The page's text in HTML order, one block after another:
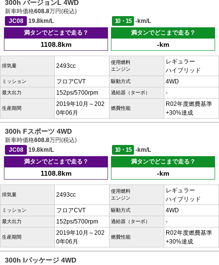
300h バージョンL 4WD
新車時価格608.8万円(税込)
JC08
19.8km/L 10・15
-km/L
満タンでどこまで走る？
1108.8km
満タンでどこまで走る？
-km
排気量 2493cc
使用燃料
エンジン
レギュラー
ハイブリッド
ミッション フロアCVT 駆動方式 4WD
最大出力 152ps/5700rpm 過給器（ターボ） -
生産期間
2019年10月～202
0年06月
燃費性能
R02年度燃費基準
+30%達成
300h Fスポーツ 4WD
新車時価格608.8万円(税込)
JC08
19.8km/L 10・15
-km/L
満タンでどこまで走る？
1108.8km
満タンでどこまで走る？
-km
排気量 2493cc
使用燃料
エンジン
レギュラー
ハイブリッド
ミッション フロアCVT 駆動方式 4WD
最大出力 152ps/5700rpm 過給器（ターボ） -
生産期間
2019年10月～202
0年06月
燃費性能
R02年度燃費基準
+30%達成
300h Iパッケージ 4WD